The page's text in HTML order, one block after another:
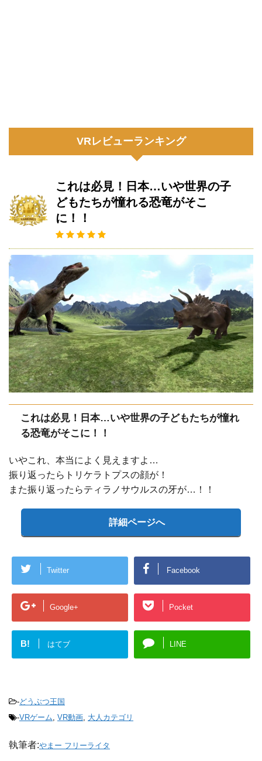
VRレビューランキング
これは必見！日本…いや世界の子
どもたちが憧れる恐竜がそこ
に！！
これは必見！日本…いや世界の子どもたちが憧れ
る恐竜がそこに！！
いやこれ、本当によく見えますよ…
振り返ったらトリケラトプスの顔が！
また振り返ったらティラノサウルスの牙が…！！
詳細ページへ
Twitter Facebook
Google+ Pocket
B! はてブ LINE
-どうぶつ王国
-VRゲーム VR動画 大人カテゴリ
執筆者:やまー フリーライタ